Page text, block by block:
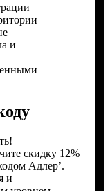
и
скидку 12%
Адлер’.
и